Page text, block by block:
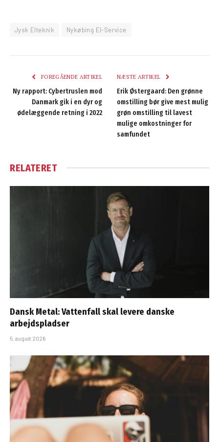
Jysk Elteknik Nykøbing El-Service
FOREGÅENDE ARTIKEL
Ny rapport: Cybertruslen mod
Danmark gik i en dyr og
ødelæggende retning i 2022
NÆSTE ARTIKEL
Erik Østergaard: Den grønne
omstilling bør give mest mulig
grøn omstilling til lavest
mulige omkostninger for
samfundet
RELATERET
Dansk Metal: Vattenfall skal levere danske
arbejdspladser
5. august 2026